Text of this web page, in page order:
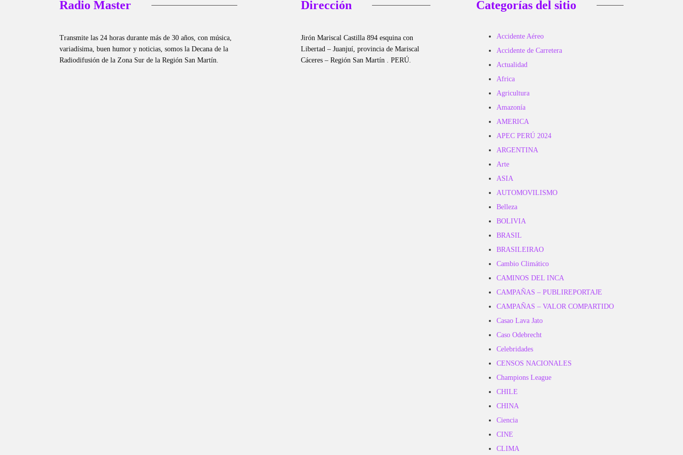
Radio Master
Transmite las 24 horas durante más de 30 años, con música,
variadísima, buen humor y noticias, somos la Decana de la
Radiodifusión de la Zona Sur de la Región San Martín.
Dirección
Jirón Mariscal Castilla 894 esquina con
Libertad – Juanjuí, provincia de Mariscal
Cáceres – Región San Martín . PERÚ.
Categorías del sitio
Accidente Aéreo
Accidente de Carretera
Actualidad
Africa
Agricultura
Amazonía
AMERICA
APEC PERÚ 2024
ARGENTINA
Arte
ASIA
AUTOMOVILISMO
Belleza
BOLIVIA
BRASIL
BRASILEIRAO
Cambio Climático
CAMINOS DEL INCA
CAMPAÑAS – PUBLIREPORTAJE
CAMPAÑAS – VALOR COMPARTIDO
Casao Lava Jato
Caso Odebrecht
Celebridades
CENSOS NACIONALES
Champions League
CHILE
CHINA
Ciencia
CINE
CLIMA